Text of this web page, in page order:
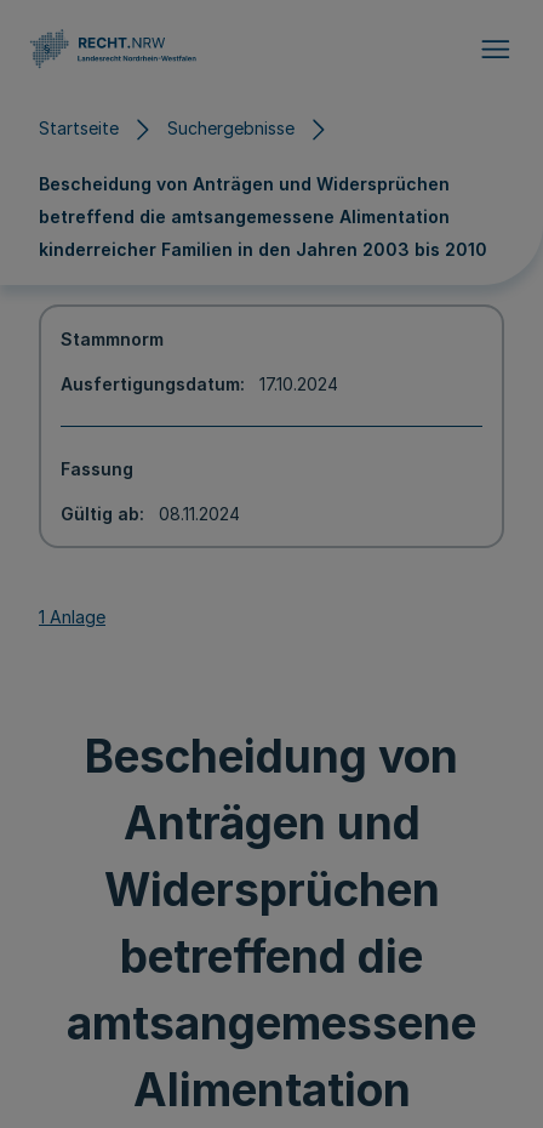
Startseite Suchergebnisse
Bescheidung von Anträgen und Widersprüchen
betreffend die amtsangemessene Alimentation
kinderreicher Familien in den Jahren 2003 bis 2010
Stammnorm
Ausfertigungsdatum 17.10.2024
Fassung
Gültig ab 08.11.2024
1 Anlage
Bescheidung von
Anträgen und
Widersprüchen
betreffend die
amtsangemessene
Alimentation